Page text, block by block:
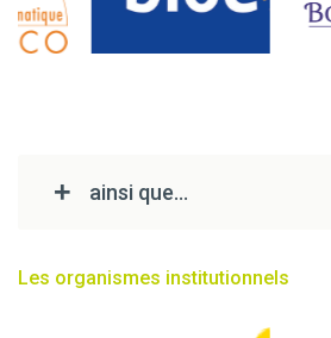
ainsi que...
Les organismes institutionnels